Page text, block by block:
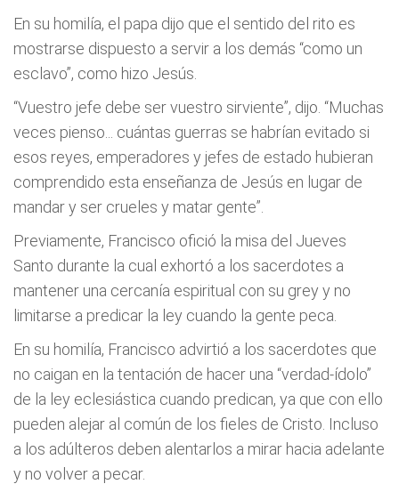
En su homilía, el papa dijo que el sentido del rito es
mostrarse dispuesto a servir a los demás “como un
esclavo”, como hizo Jesús.
“Vuestro jefe debe ser vuestro sirviente”, dijo. “Muchas
veces pienso... cuántas guerras se habrían evitado si
esos reyes, emperadores y jefes de estado hubieran
comprendido esta enseñanza de Jesús en lugar de
mandar y ser crueles y matar gente”.
Previamente, Francisco ofició la misa del Jueves
Santo durante la cual exhortó a los sacerdotes a
mantener una cercanía espiritual con su grey y no
limitarse a predicar la ley cuando la gente peca.
En su homilía, Francisco advirtió a los sacerdotes que
no caigan en la tentación de hacer una “verdad-ídolo”
de la ley eclesiástica cuando predican, ya que con ello
pueden alejar al común de los fieles de Cristo. Incluso
a los adúlteros deben alentarlos a mirar hacia adelante
y no volver a pecar.